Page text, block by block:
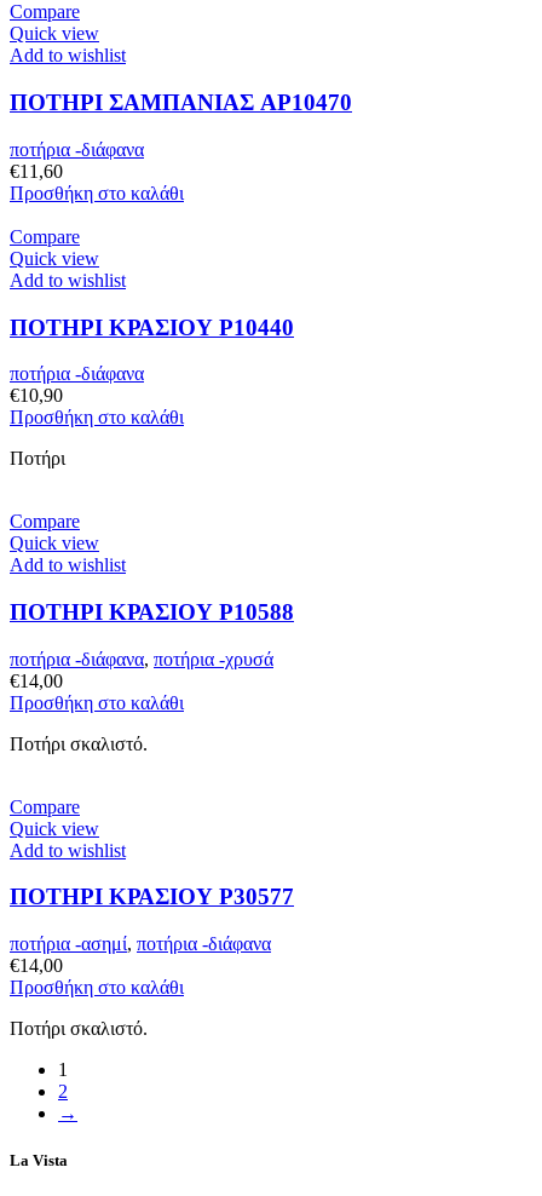
Compare
Quick view
Add to wishlist
ΠΟΤΗΡΙ ΣΑΜΠΑΝΙΑΣ AP10470
ποτήρια -διάφανα
€11,60
Προσθήκη στο καλάθι
Compare
Quick view
Add to wishlist
ΠΟΤΗΡΙ ΚΡΑΣΙΟΥ P10440
ποτήρια -διάφανα
€10,90
Προσθήκη στο καλάθι
Ποτήρι
Compare
Quick view
Add to wishlist
ΠΟΤΗΡΙ ΚΡΑΣΙΟΥ P10588
ποτήρια -διάφανα, ποτήρια -χρυσά
€14,00
Προσθήκη στο καλάθι
Ποτήρι σκαλιστό.
Compare
Quick view
Add to wishlist
ΠΟΤΗΡΙ ΚΡΑΣΙΟΥ P30577
ποτήρια -ασημί, ποτήρια -διάφανα
€14,00
Προσθήκη στο καλάθι
Ποτήρι σκαλιστό.
1
2
→
La Vista